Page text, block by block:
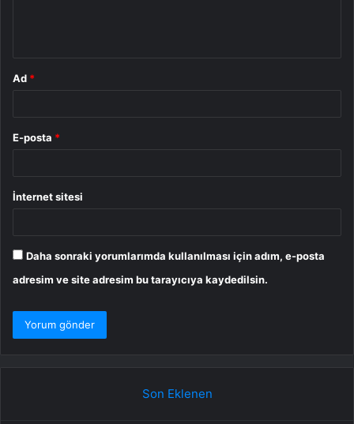
Ad *
E-posta *
İnternet sitesi
Daha sonraki yorumlarımda kullanılması için adım, e-posta
adresim ve site adresim bu tarayıcıya kaydedilsin.
Son Eklenen